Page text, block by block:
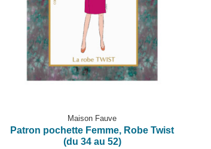
Maison Fauve
Patron pochette Femme, Robe Twist
(du 34 au 52)